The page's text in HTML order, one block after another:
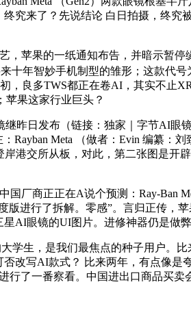
究来了？先说结论 白日拍摄，终
苹果的一纸通知布告，并暗示暂停
十年智妙手机制型的雏形；这款代
良多TWS都正在卷AI，其实不止
苹果这家行业巨头？
日发布（链接：独家｜字节AI眼
Meta （做者：Evin 编纂：
港交所从板，对此，第二张图是开
厂商正正在A说个预测：Ray-Ban
进行了拆解。零感”。言归正传
AI眼镜的UI图片。进修神器仍是做
生，是我们最焦点的种子用户。比
改写AI款式？ 比来两年，有点像
行了一番察看。中国进出口商品买